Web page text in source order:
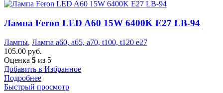
Лампа Feron LED A60 15W 6400K E27 LB-94
Лампы, Лампа а60, а65, а70, t100, t120 е27
105.00 руб.
Оценка 5 из 5
Добавить в Избранное
Подробнее
Быстрый просмотр